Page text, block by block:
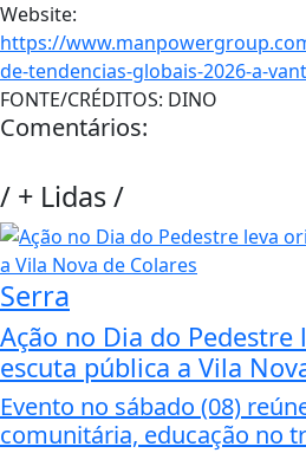
Website:
https://
de-tendencias-globais-2026-a-
FONTE/CRÉDITOS: DINO
Comentários:
/ + Lidas/
Serra
Ação no Dia do Pedestre
escuta pública a Vila
Evento no sábado (08)
comunitária, educação no